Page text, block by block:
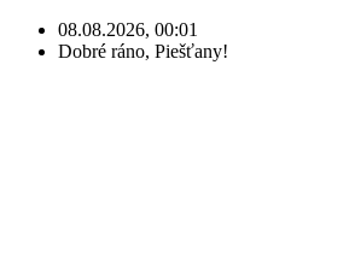
08.08.2026, 00:01
Dobré ráno, Piešťany!